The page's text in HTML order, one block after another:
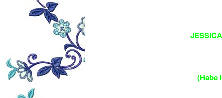
(Habe